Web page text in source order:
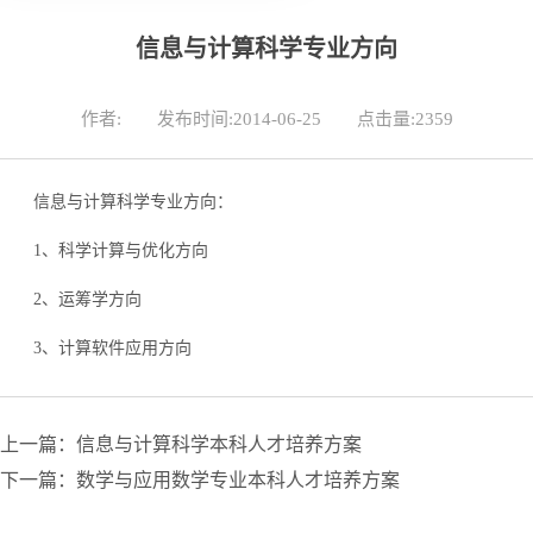
信息与计算科学专业方向
作者: 发布时间:2014-06-25 点击量:2359
信息与计算科学专业方向：
1、科学计算与优化方向
2、运筹学方向
3、计算软件应用方向
上一篇：信息与计算科学本科人才培养方案
下一篇：数学与应用数学专业本科人才培养方案